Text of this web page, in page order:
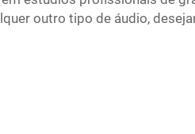
outro tipo de áudio,
do exterior pode
insonorizadas. Elas...